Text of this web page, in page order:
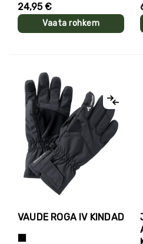
24,95 €
Vaata rohkem
VAUDE ROGA IV KINDAD